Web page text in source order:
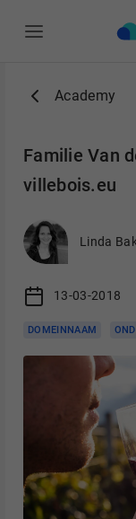
Academy
Familie Van
villebois.eu
Linda
13-03-2018
DOMEINNAAM